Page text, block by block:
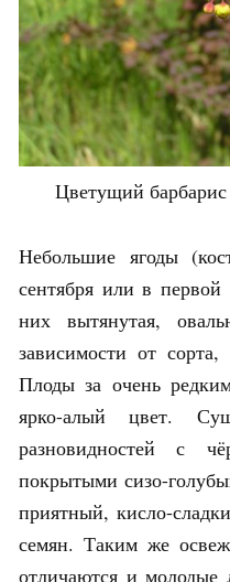
Цветущий барбарис
Небольшие ягоды
сентября или в
них вытянутая,
зависимости от
Плоды за очень
ярко-алый цвет.
разновидностей с
покрытыми сизо-
приятный, кисло-
семян. Таким же
отличаются и молодые